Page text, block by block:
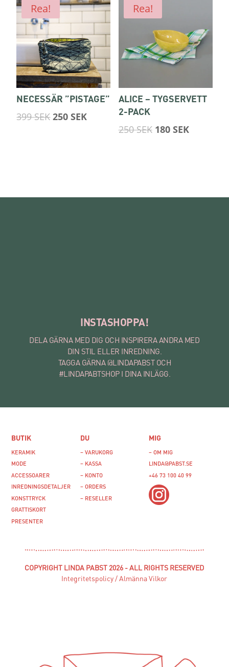
Rea!
NECESSÄR ”PISTAGE”
399SEKDet
250SEKDet
nuvarande
Rea!
ALICE – TYGSERVETT
2-PACK
250SEK Det
180 SEKDet
INSTASHOPPA!
DELA GÄRNA MED DIG OCH INSPIRERA ANDRA MED
DIN STIL ELLER INREDNING.
TAGGA GÄRNA @LINDAPABST OCH
#LINDAPABTSHOP I DINA INLÄGG.
BUTIK
KERAMIK
MODE
ACCESSOARER
INREDNINGSDETALJER
KONSTTRYCK
GRATTISKORT
PRESENTER
DU
– VARUKORG
– KASSA
– KONTO
– ORDERS
– RESELLER
MIG
– OM MIG
LINDA@PABST.SE
+46 73 100 40 99‬
COPYRIGHT LINDA PABST 2026 - ALL RIGHTS RESERVED
Integritetspolicy/Almänna Vilkor